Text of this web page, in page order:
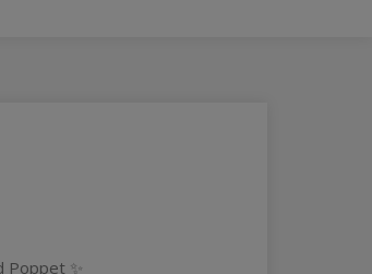
Poppet ✨️